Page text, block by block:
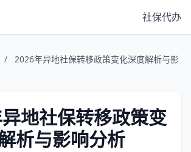
社保代办
/
2026年异地社保转移政策变化深度解析与影
地社保转移政策变
析与影响分析